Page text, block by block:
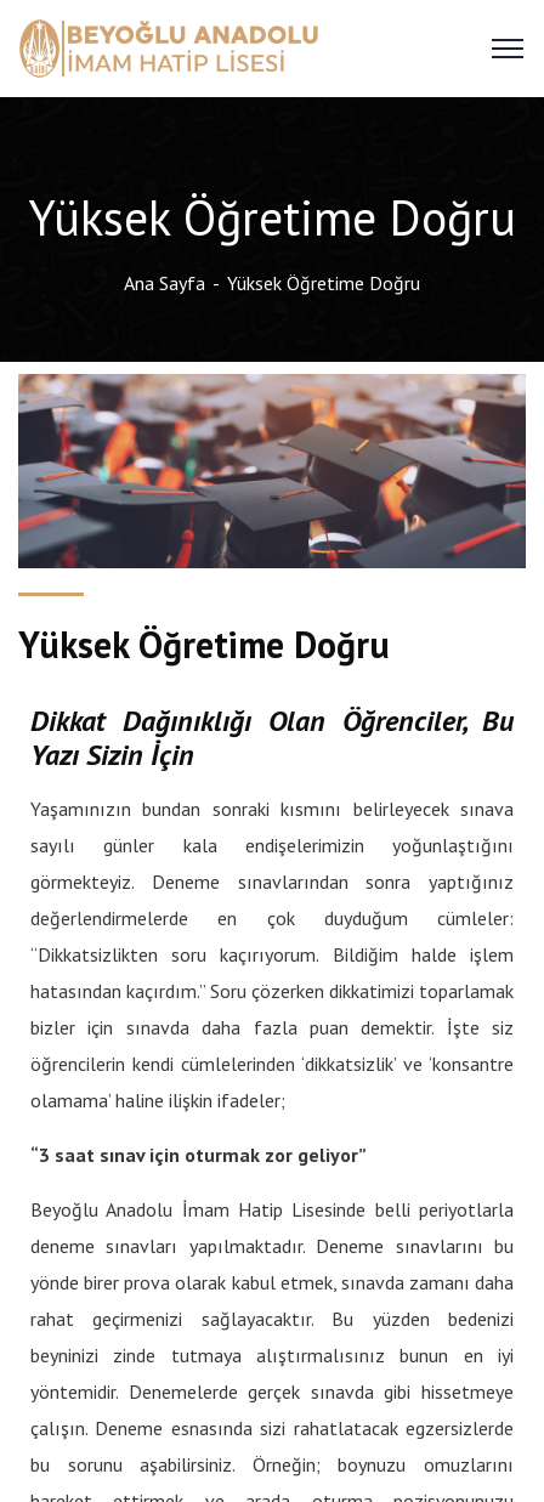
Yüksek Öğretime Doğru
Ana Sayfa Yüksek Öğretime Doğru
Yüksek Öğretime Doğru
Dikkat Dağınıklığı Olan Öğrenciler, Bu
Yazı Sizin İçin
Yaşamınızın bundan sonraki kısmını belirleyecek sınava
sayılı günler kala endişelerimizin yoğunlaştığını
görmekteyiz. Deneme sınavlarından sonra yaptığınız
değerlendirmelerde en çok duyduğum cümleler:
“Dikkatsizlikten soru kaçırıyorum. Bildiğim halde işlem
hatasından kaçırdım.” Soru çözerken dikkatimizi toparlamak
bizler için sınavda daha fazla puan demektir. İşte siz
öğrencilerin kendi cümlelerinden ‘dikkatsizlik’ ve ‘konsantre
olamama’ haline ilişkin ifadeler;
“3 saat sınav için oturmak zor geliyor”
Beyoğlu Anadolu İmam Hatip Lisesinde belli periyotlarla
deneme sınavları yapılmaktadır. Deneme sınavlarını bu
yönde birer prova olarak kabul etmek, sınavda zamanı daha
rahat geçirmenizi sağlayacaktır. Bu yüzden bedenizi
beyninizi zinde tutmaya alıştırmalısınız bunun en iyi
yöntemidir. Denemelerde gerçek sınavda gibi hissetmeye
çalışın. Deneme esnasında sizi rahatlatacak egzersizlerde
bu sorunu aşabilirsiniz. Örneğin; boynuzu omuzlarını